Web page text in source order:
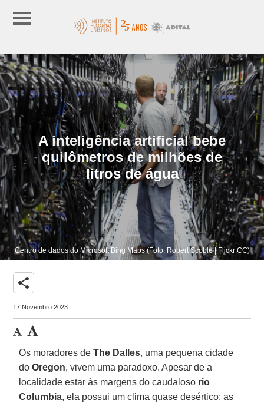
A inteligência artificial bebe
quilômetros de milhões de
litros de água
Centro de dados do Microsoft Bing Maps (Foto: Robert Scoble | Flickr CC)
share
17 Novembro 2023
Os moradores deThe Dalles, uma pequena cidade
doOregon, vivem uma paradoxo. Apesar de a
localidade estar às margens do caudaloso rio
Columbia, ela possui um clima quase desértico: as